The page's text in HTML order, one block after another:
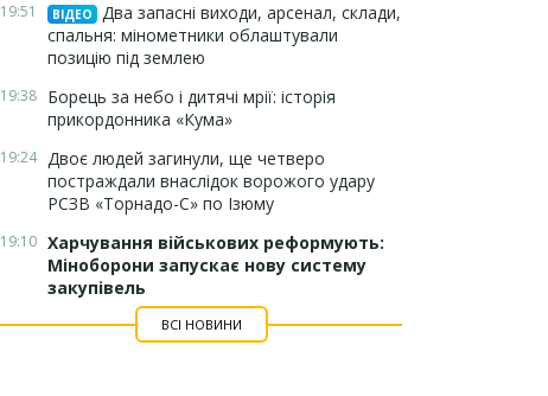
19:51 ВІДЕО
Два запасні виходи, арсенал, склади,
спальня: мінометники облаштували
позицію під землею
19:38 Борець за небо і дитячі мрії: історія
прикордонника «Кума»
19:24 Двоє людей загинули, ще четверо
постраждали внаслідок ворожого удару
РСЗВ «Торнадо-С» по Ізюму
19:10 Харчування військових реформують:
Міноборони запускає нову систему
закупівель
ВСІ НОВИНИ